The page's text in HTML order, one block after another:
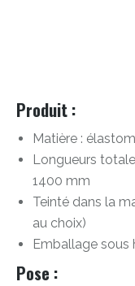
Produit :
Matière :
Longueurs
1400 mm
Teinté dans la
au choix)
Emballage sous
Pose :